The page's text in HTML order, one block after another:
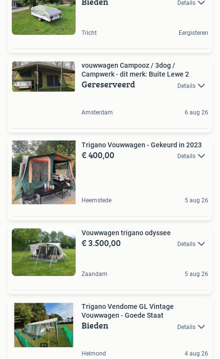
Details
Tricht Eergisteren
vouwwagen Campooz / 3dog /
Campwerk - dit merk: Buite Lewe 2
Gereserveerd Details
Amsterdam 6 aug 26
Trigano Vouwwagen - Gekeurd in 2023
€ 400,00 Details
Heemstede 5 aug 26
Vouwwagen trigano odyssee
€ 3.500,00 Details
Zaandam 5 aug 26
Trigano Vendome GL Vintage
Vouwwagen - Goede Staat
Bieden Details
Helmond 4 aug 26